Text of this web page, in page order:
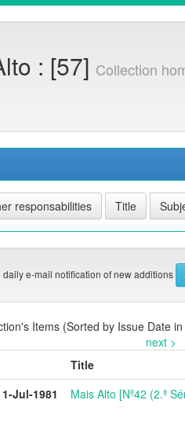
: [57] Collection
e-mail notification of new additions
Items (Sorted by Issue Date
next >
Title
1-Jul-1981
Mais Alto [Nº42 (2.ª